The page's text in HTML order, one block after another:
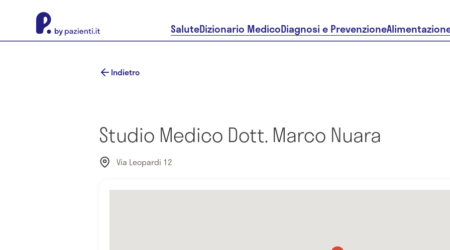
SaluteDizionario MedicoDiagnosi e Prevenzione
Indietro
Studio Medico Dott. Marco Nuara
Via Leopardi 12